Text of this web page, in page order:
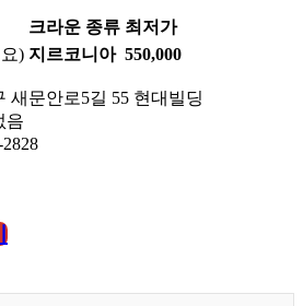
크라운 종류 최저가
) 지르코니아 550,000
새문안로5길 55 현대빌딩
음
2828